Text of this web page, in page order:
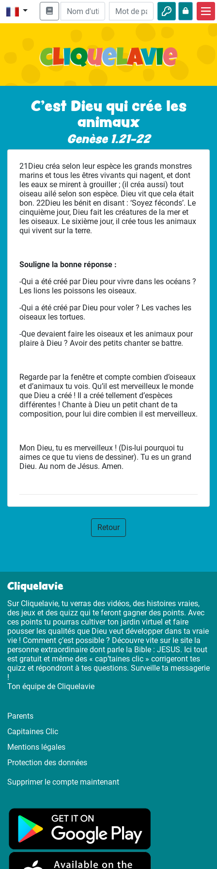
Enseignement biblique
Nature
Aventures
C’est Dieu qui crée les
animaux
Genèse 1.21-22
21Dieu créa selon leur espèce les grands monstres
marins et tous les êtres vivants qui nagent, et dont
les eaux se mirent à grouiller ; (il créa aussi) tout
oiseau ailé selon son espèce. Dieu vit que cela était
bon. 22Dieu les bénit en disant : ‘Soyez féconds’. Le
cinquième jour, Dieu fait les créatures de la mer et
les oiseaux. Le sixième jour, il crée tous les animaux
qui vivent sur la terre.
Souligne la bonne réponse :
-Qui a été créé par Dieu pour vivre dans les océans ?
Les lions les poissons les oiseaux.
-Qui a été créé par Dieu pour voler ? Les vaches les
oiseaux les tortues.
-Que devaient faire les oiseaux et les animaux pour
plaire à Dieu ? Avoir des petits chanter se battre.
Regarde par la fenêtre et compte combien d’oiseaux
et d’animaux tu vois. Qu’il est merveilleux le monde
que Dieu a créé ! Il a créé tellement d’espèces
différentes ! Chante à Dieu un petit chant de ta
composition, pour lui dire combien il est merveilleux.
Mon Dieu, tu es merveilleux ! (Dis-lui pourquoi tu
aimes ce que tu viens de dessiner). Tu es un grand
Dieu. Au nom de Jésus. Amen.
Retour
Cliquelavie
Sur Cliquelavie, tu verras des vidéos, des histoires vraies,
des jeux et des quizz qui te feront gagner des points. Avec
ces points tu pourras cultiver ton jardin virtuel et faire
pousser les qualités que Dieu veut développer dans ta vraie
vie ! Comment ç’est possible ? Découvre vite sur le site la
personne extraordinaire dont parle la Bible : JESUS. Ici tout
est gratuit et même des « cap’taines clic » corrigeront tes
quizz et répondront à tes questions. Surveille ta messagerie
!
Ton équipe de Cliquelavie
Parents
Capitaines Clic
Mentions légales
Protection des données
Supprimer le compte maintenant